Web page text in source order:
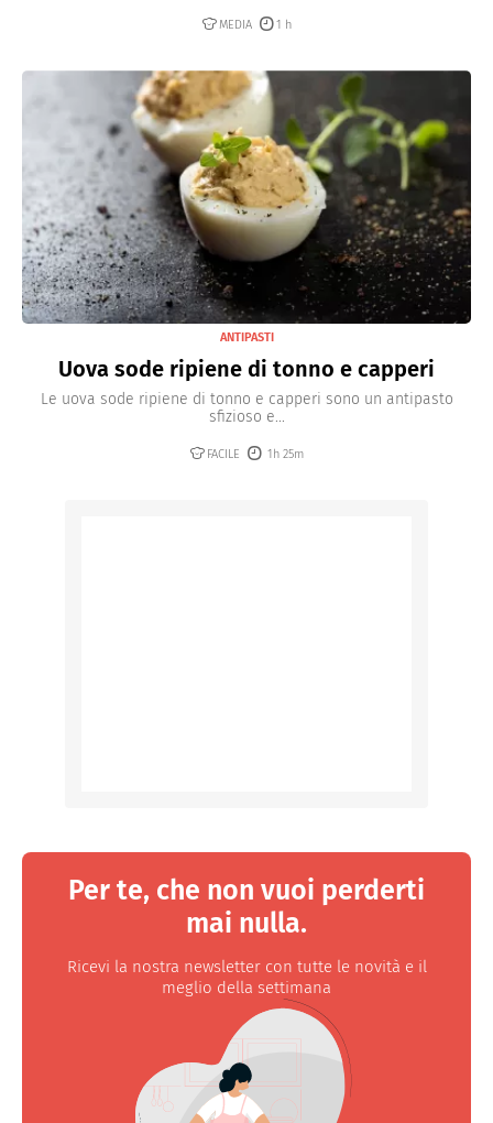
MEDIA 1 h
ANTIPASTI
Uova sode ripiene di tonno e capperi
Le uova sode ripiene di tonno e capperi sono un antipasto
sfizioso e...
FACILE 1h 25m
Per te, che non vuoi perderti
mai nulla.
Ricevi la nostra newsletter con tutte le novità e il
meglio della settimana